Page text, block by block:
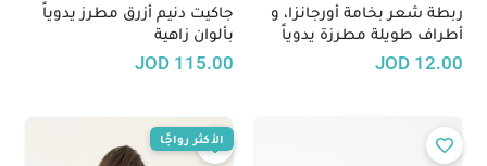
ربطة شعر بخامة أورجانزا، و
أطراف طويلة مطرزة يدوياً
12.00
JOD
جاكيت دنيم أزرق مطرز يدوياً
بألوان زاهية
115.00
JOD
الأكثر رواجًا